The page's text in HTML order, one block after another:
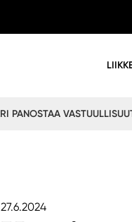
27.6.2024